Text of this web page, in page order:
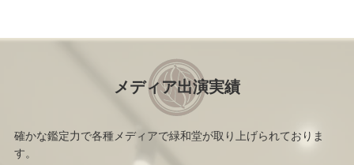
メディア出演実績
確かな鑑定力で各種メディアで緑和堂が取り上げられておりま
す。